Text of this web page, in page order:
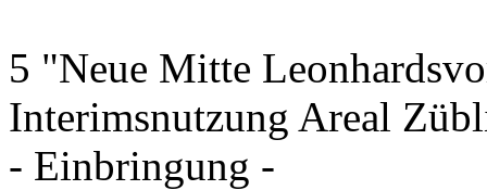
5 "Neue Mitte
Interimsnutzung Areal
- Einbringung -